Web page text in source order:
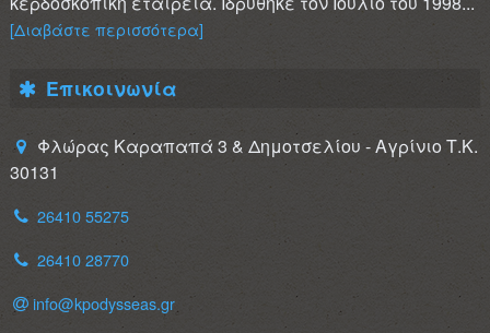
[Διαβάστε περισσότερα]
Επικοινωνία
Φλώρας Καραπαπά 3 & Δημοτσελίου - Αγρίνιο Τ.Κ.
30131
26410 55275
26410 28770
info@kpodysseas.gr